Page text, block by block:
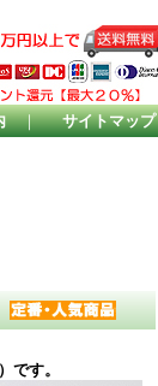
｜ サイトマップ
です。